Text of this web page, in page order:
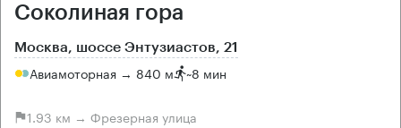
Соколиная гора
Москва, шоссе Энтузиастов, 21
Авиамоторная → 840 м ~8 мин
1.93 км → Фрезерная улица